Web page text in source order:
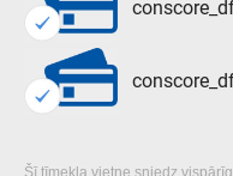
Šī tīmekļa vietne sniedz